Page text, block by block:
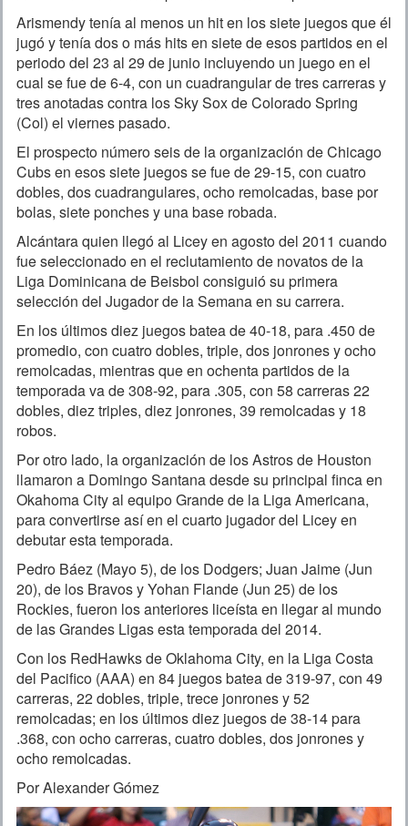
Arismendy tenía al menos un hit en los siete juegos que él
jugó y tenía dos o más hits en siete de esos partidos en el
periodo del 23 al 29 de junio incluyendo un juego en el
cual se fue de 6-4, con un cuadrangular de tres carreras y
tres anotadas contra los Sky Sox de Colorado Spring
(Col) el viernes pasado.
El prospecto número seis de la organización de Chicago
Cubs en esos siete juegos se fue de 29-15, con cuatro
dobles, dos cuadrangulares, ocho remolcadas, base por
bolas, siete ponches y una base robada.
Alcántara quien llegó al Licey en agosto del 2011 cuando
fue seleccionado en el reclutamiento de novatos de la
Liga Dominicana de Beisbol consiguió su primera
selección del Jugador de la Semana en su carrera.
En los últimos diez juegos batea de 40-18, para .450 de
promedio, con cuatro dobles, triple, dos jonrones y ocho
remolcadas, mientras que en ochenta partidos de la
temporada va de 308-92, para .305, con 58 carreras 22
dobles, diez triples, diez jonrones, 39 remolcadas y 18
robos.
Por otro lado, la organización de los Astros de Houston
llamaron a Domingo Santana desde su principal finca en
Okahoma City al equipo Grande de la Liga Americana,
para convertirse así en el cuarto jugador del Licey en
debutar esta temporada.
Pedro Báez (Mayo 5), de los Dodgers; Juan Jaime (Jun
20), de los Bravos y Yohan Flande (Jun 25) de los
Rockies, fueron los anteriores liceísta en llegar al mundo
de las Grandes Ligas esta temporada del 2014.
Con los RedHawks de Oklahoma City, en la Liga Costa
del Pacifico (AAA) en 84 juegos batea de 319-97, con 49
carreras, 22 dobles, triple, trece jonrones y 52
remolcadas; en los últimos diez juegos de 38-14 para
.368, con ocho carreras, cuatro dobles, dos jonrones y
ocho remolcadas.
Por Alexander Gómez